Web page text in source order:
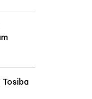
Tosiba